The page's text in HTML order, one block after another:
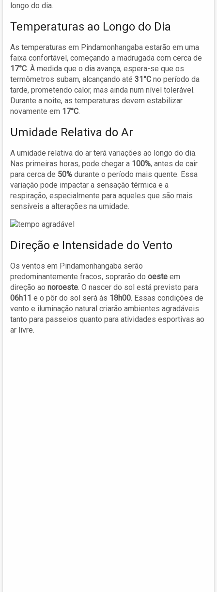
longo do dia.
Temperaturas ao Longo do Dia
As temperaturas em Pindamonhangaba estarão em uma
faixa confortável, começando a madrugada com cerca de
17°C. À medida que o dia avança, espera-se que os
termômetros subam, alcançando até 31°C no período da
tarde, prometendo calor, mas ainda num nível tolerável.
Durante a noite, as temperaturas devem estabilizar
novamente em 17°C.
Umidade Relativa do Ar
A umidade relativa do ar terá variações ao longo do dia.
Nas primeiras horas, pode chegar a 100%, antes de cair
para cerca de 50% durante o período mais quente. Essa
variação pode impactar a sensação térmica e a
respiração, especialmente para aqueles que são mais
sensíveis a alterações na umidade.
Direção e Intensidade do Vento
Os ventos em Pindamonhangaba serão
predominantemente fracos, soprarão do oeste em
direção ao noroeste. O nascer do sol está previsto para
06h11 e o pôr do sol será às 18h00. Essas condições de
vento e iluminação natural criarão ambientes agradáveis
tanto para passeios quanto para atividades esportivas ao
ar livre.